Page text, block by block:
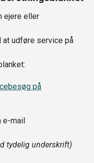
ejere eller
udføre service på
på
e-mail
tydelig underskrift)